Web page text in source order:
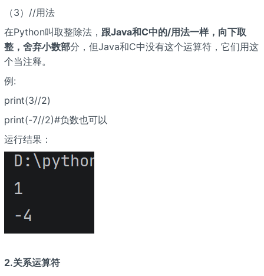
（3）//用法
在Python叫取整除法， 跟Java和C中的/用法一样，向下取
整，舍弃小数部分，但Java和C中没有这个运算符，它们用这
个当注释。
例:
print(3//2)
print(-7//2)#负数也可以
运行结果：
2.关系运算符